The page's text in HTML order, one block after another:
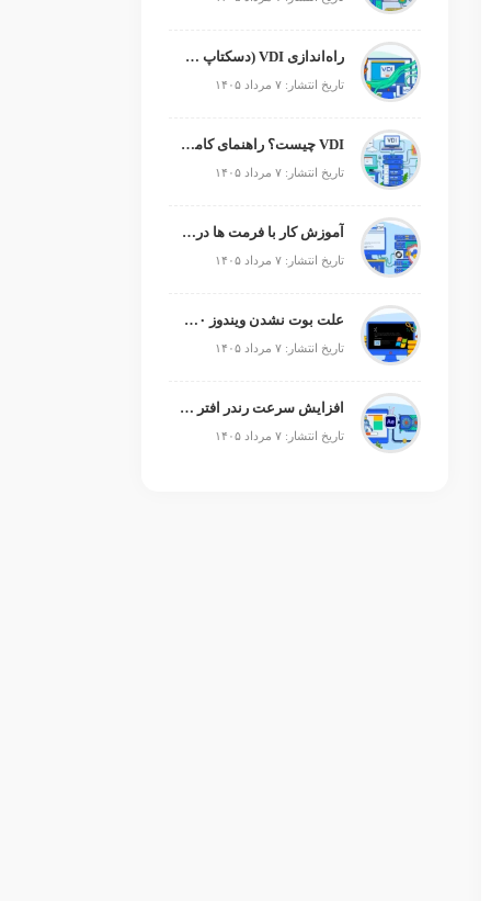
راه‌اندازی VDI (دسکتاپ مجازی)
تاریخ انتشار: ۷ مرداد ۱۴۰۵
VDI چیست؟ راهنمای کامل زیرساخت دسکتاپ مجازی
تاریخ انتشار: ۷ مرداد ۱۴۰۵
آموزش کار با فرمت ها در پایتون
تاریخ انتشار: ۷ مرداد ۱۴۰۵
علت بوت نشدن ویندوز ۱۰ و ۱۱ + آموزش رفع مشکل (راهنمای گام‌به‌گام)
تاریخ انتشار: ۷ مرداد ۱۴۰۵
افزایش سرعت رندر افتر افکت؛ رفع کندی After Effects
تاریخ انتشار: ۷ مرداد ۱۴۰۵